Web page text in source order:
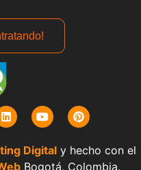
Digital y hecho con el
Bogotá, Colombia.